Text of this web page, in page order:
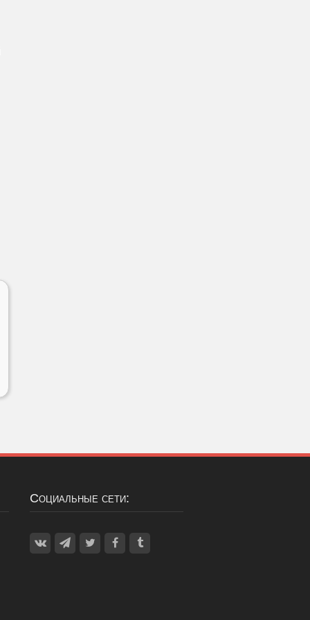
Социальные сети: